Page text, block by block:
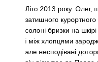
Літо 2013 року. Олег,
затишного
солоні бризки на
і між хлопцями
але несподівані